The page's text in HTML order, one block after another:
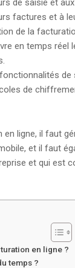
de saisie et
factures et à
de la
en temps réel
de
ligne, il faut
et il faut
et qui est
en ligne ?
temps ?